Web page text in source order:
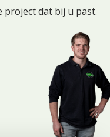
project dat bij u past.